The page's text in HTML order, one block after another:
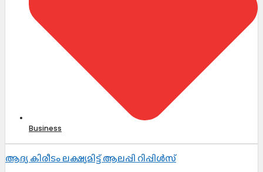
Business
ആദ്യ കിരീടം ലക്ഷ്യമിട്ട് ആലപ്പി റിപ്പിൾസ്